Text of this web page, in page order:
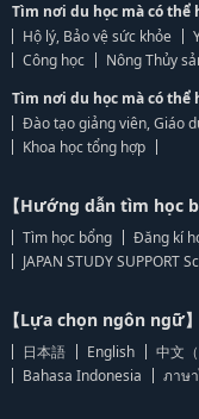
Tìm nơi du học mà có thể
Hộ lý, Bảo vệ sức khỏe
Công học
Nông Thủy
Tìm nơi du học mà có thể
Đào tạo giảng viên, Giáo
Khoa học tổng hợp
【Hướng dẫn tìm học
Tìm học bổng
Đăng kí
JAPAN STUDY SUPPORT
【Lựa chọn ngôn ngữ】
日本語 English 中文
Bahasa Indonesia
ภาษ